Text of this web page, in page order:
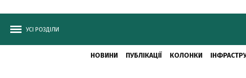
УСІ РОЗДІЛИ
НОВИНИ ПУБЛІКАЦІЇ КОЛОНКИ